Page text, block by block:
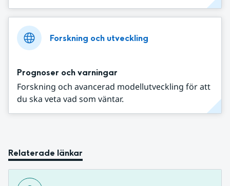
Forskning och utveckling
Prognoser och varningar
Forskning och avancerad modellutveckling för att
du ska veta vad som väntar.
Relaterade länkar